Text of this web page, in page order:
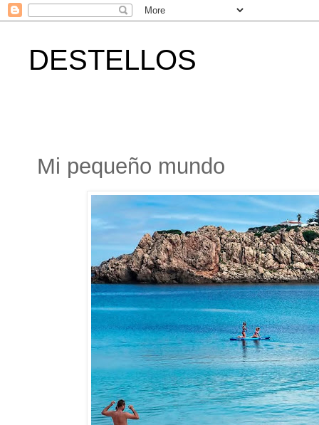
DESTELLOS
Mi pequeño mundo